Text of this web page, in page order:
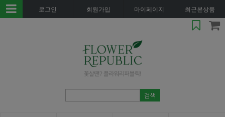
로그인 회원가입 마이페이지 최근본상품